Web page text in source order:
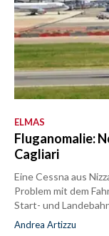
ELMAS
Fluganomalie:
Cagliari
Eine Cessna aus
Problem mit dem
Start- und
Andrea Artizzu